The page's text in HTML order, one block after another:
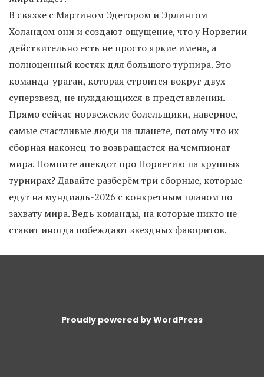
В связке с Мартином Эдегором и Эрлингом
Холандом они и создают ощущение, что у Норвегии
действительно есть не просто яркие имена, а
полноценный костяк для большого турнира. Это
команда-ураган, которая строится вокруг двух
суперзвезд, не нуждающихся в представлении.
Прямо сейчас норвежские болельщики, наверное,
самые счастливые люди на планете, потому что их
сборная наконец-то возвращается на чемпионат
мира. Помните анекдот про Норвегию на крупных
турнирах? Давайте разберём три сборные, которые
едут на мундиаль-2026 с конкретным планом по
захвату мира. Ведь команды, на которые никто не
ставит иногда побеждают звездных фаворитов.
Proudly powered by WordPress